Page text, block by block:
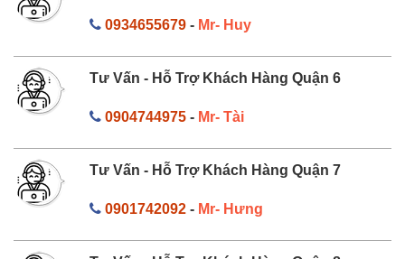
0934655679- Mr- Huy
Tư Vấn - Hỗ Trợ Khách Hàng Quận 6
0904744975- Mr- Tài
Tư Vấn - Hỗ Trợ Khách Hàng Quận 7
0901742092- Mr- Hưng